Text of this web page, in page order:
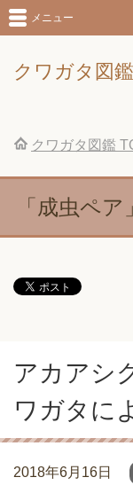
クワガタ図鑑
メニュー
クワガタ図鑑
「成虫ペ
アカアシ
ワガタに
2018年6月16日